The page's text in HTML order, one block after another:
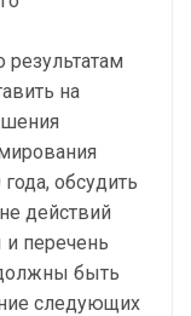
на
обсудить
действий
и перечень
быть
следующих